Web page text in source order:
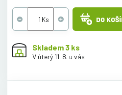
DO
Skladem 3 ks
V úterý 11. 8. u vás